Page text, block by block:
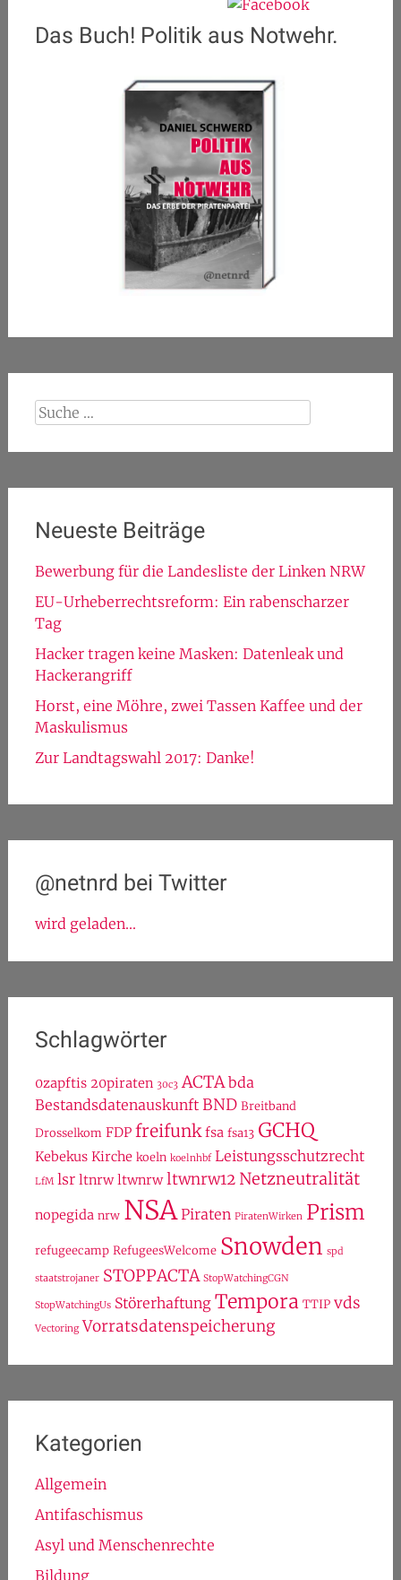
Das Buch! Politik aus Notwehr.
Suche
nach:
Neueste Beiträge
Bewerbung für die Landesliste der Linken NRW
EU-Urheberrechtsreform: Ein rabenscharzer
Tag
Hacker tragen keine Masken: Datenleak und
Hackerangriff
Horst, eine Möhre, zwei Tassen Kaffee und der
Maskulismus
Zur Landtagswahl 2017: Danke!
@netnrd bei Twitter
wird geladen...
Schlagwörter
0zapftis 20piraten 30c3 ACTA bda
Bestandsdatenauskunft BND Breitband
Drosselkom FDP freifunk fsa fsa13 GCHQ
Kebekus Kirche koeln koelnhbf Leistungsschutzrecht
LfM lsr ltnrw ltwnrw ltwnrw12 Netzneutralität
nopegida nrw NSA Piraten PiratenWirken Prism
refugeecamp RefugeesWelcome Snowden spd
staatstrojaner STOPPACTA StopWatchingCGN
StopWatchingUs Störerhaftung Tempora TTIP vds
Vectoring Vorratsdatenspeicherung
Kategorien
Allgemein
Antifaschismus
Asyl und Menschenrechte
Bildung